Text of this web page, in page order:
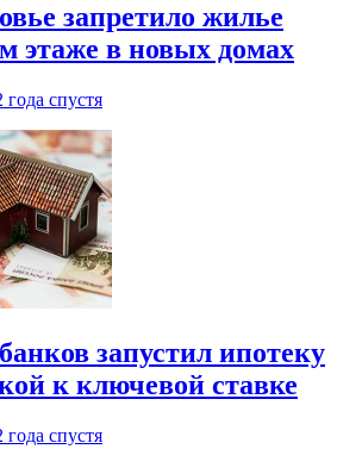
запретило жилье
этаже в новых домах
года спустя
запустил ипотеку
к ключевой ставке
года спустя